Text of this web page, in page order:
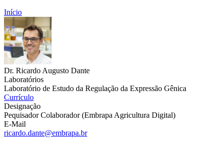
Início
Dr. Ricardo Augusto Dante
Laboratórios
Laboratório de Estudo da Regulação da Expressão Gênica
Currículo
Designação
Pequisador Colaborador (Embrapa Agricultura Digital)
E-Mail
ricardo.dante@embrapa.br